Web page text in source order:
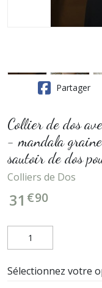
Partager
Collier de dos
- mandala
sautoir de dos
Colliers de Dos
31 €90
Sélectionnez votre